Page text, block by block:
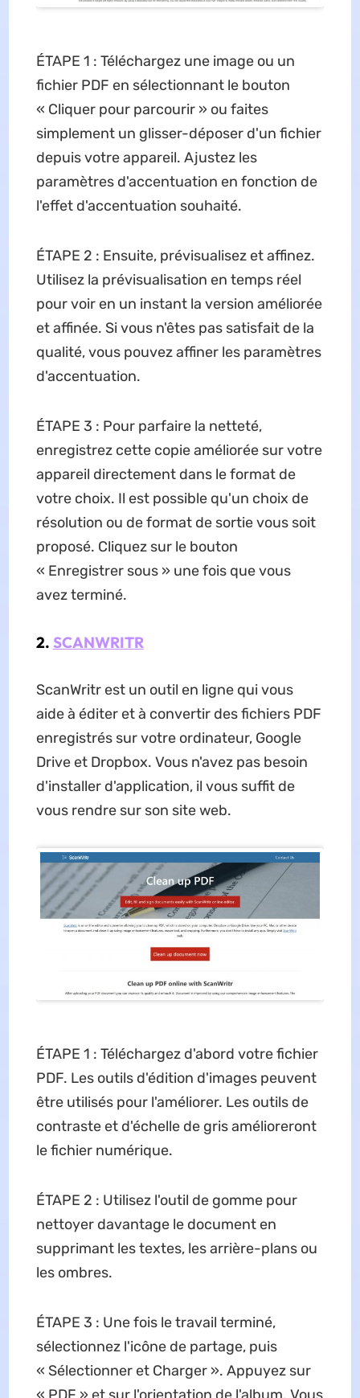
ÉTAPE 1 : Téléchargez une image ou un
fichier PDF en sélectionnant le bouton
« Cliquer pour parcourir » ou faites
simplement un glisser-déposer d'un fichier
depuis votre appareil. Ajustez les
paramètres d'accentuation en fonction de
l'effet d'accentuation souhaité.
ÉTAPE 2 : Ensuite, prévisualisez et affinez.
Utilisez la prévisualisation en temps réel
pour voir en un instant la version améliorée
et affinée. Si vous n'êtes pas satisfait de la
qualité, vous pouvez affiner les paramètres
d'accentuation.
ÉTAPE 3 : Pour parfaire la netteté,
enregistrez cette copie améliorée sur votre
appareil directement dans le format de
votre choix. Il est possible qu'un choix de
résolution ou de format de sortie vous soit
proposé. Cliquez sur le bouton
« Enregistrer sous » une fois que vous
avez terminé.
2. SCANWRITR
ScanWritr est un outil en ligne qui vous
aide à éditer et à convertir des fichiers PDF
enregistrés sur votre ordinateur, Google
Drive et Dropbox. Vous n'avez pas besoin
d'installer d'application, il vous suffit de
vous rendre sur son site web.
ÉTAPE 1 : Téléchargez d'abord votre fichier
PDF. Les outils d'édition d'images peuvent
être utilisés pour l'améliorer. Les outils de
contraste et d'échelle de gris amélioreront
le fichier numérique.
ÉTAPE 2 : Utilisez l'outil de gomme pour
nettoyer davantage le document en
supprimant les textes, les arrière-plans ou
les ombres.
ÉTAPE 3 : Une fois le travail terminé,
sélectionnez l'icône de partage, puis
« Sélectionner et Charger ». Appuyez sur